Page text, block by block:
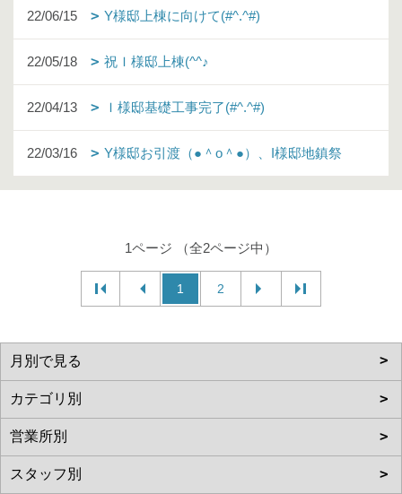
22/06/15 Y様邸上棟に向けて(#^.^#)
22/05/18 祝Ｉ様邸上棟(^^♪
22/04/13 Ｉ様邸基礎工事完了(#^.^#)
22/03/16 Y様邸お引渡（●＾o＾●）、I様邸地鎮祭
1ページ （全2ページ中）
1 2